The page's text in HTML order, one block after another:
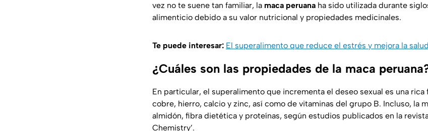
vez no te suene tan familiar, la maca peruana ha sido utilizada durante
alimenticio debido a su valor nutricional y propiedades medicinales.
Te puede interesar: El superalimento que reduce el estrés y mejora la salud
¿Cuáles son las propiedades de la maca
En particular, el superalimento que incrementa el deseo sexual es una
cobre, hierro, calcio y zinc, así como de vitaminas del grupo B. Incluso, la
almidón, fibra dietética y proteínas, según estudios publicados en la
Chemistry’.